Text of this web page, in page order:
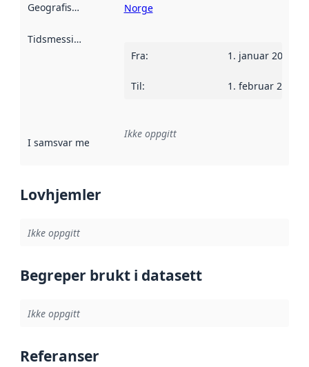
Geografisk avgrensning :
Norge
Tidsmessig avgrensning
Fra: 1. januar 2002
Til: 1. februar 2012
I samsvar med Referanse til en implementasjonsregel
Ikke oppgitt
Lovhjemler
Ikke oppgitt
Begreper brukt i datasett
Ikke oppgitt
Referanser